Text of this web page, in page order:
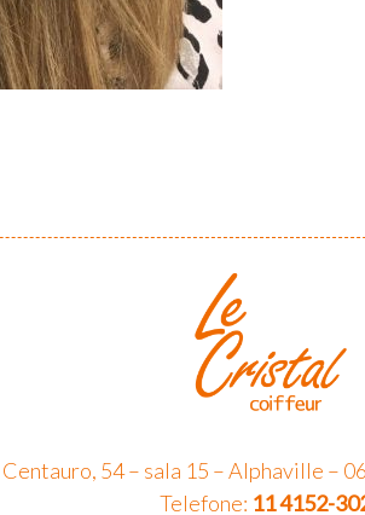
54 – sala 15 – Alphaville –
Telefone: 11 4152-